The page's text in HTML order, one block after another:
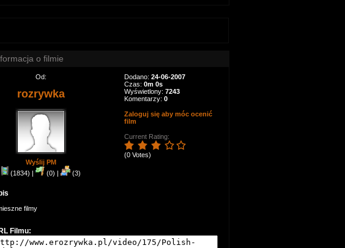
o filmie
Od:
rozrywka
Wyślij PM
(1834) |
(0) | (3)
Dodano: 24-06-2007
Czas: 0m 0s
Wyświetlony: 7243
Komentarzy: 0
Zaloguj się aby móc ocenić
film
Current Rating:
(0 Votes)
filmy
Filmu: